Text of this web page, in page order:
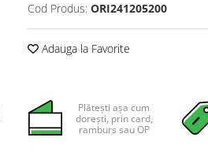
Cod Produs: ORI241205200
Adauga la Favorite
Plătești așa cum
dorești, prin card,
ramburs sau OP